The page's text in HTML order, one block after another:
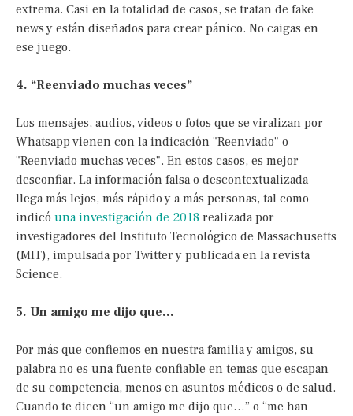
extrema. Casi en la totalidad de casos, se tratan de fake
news y están diseñados para crear pánico. No caigas en
ese juego.
4. “Reenviado muchas veces”
Los mensajes, audios, videos o fotos que se viralizan por
Whatsapp vienen con la indicación "Reenviado" o
"Reenviado muchas veces". En estos casos, es mejor
desconfiar. La información falsa o descontextualizada
llega más lejos, más rápido y a más personas, tal como
indicó una investigación de 2018 realizada por
investigadores del Instituto Tecnológico de Massachusetts
(MIT), impulsada por Twitter y publicada en la revista
Science.
5. Un amigo me dijo que…
Por más que confiemos en nuestra familia y amigos, su
palabra no es una fuente confiable en temas que escapan
de su competencia, menos en asuntos médicos o de salud.
Cuando te dicen “un amigo me dijo que…” o “me han